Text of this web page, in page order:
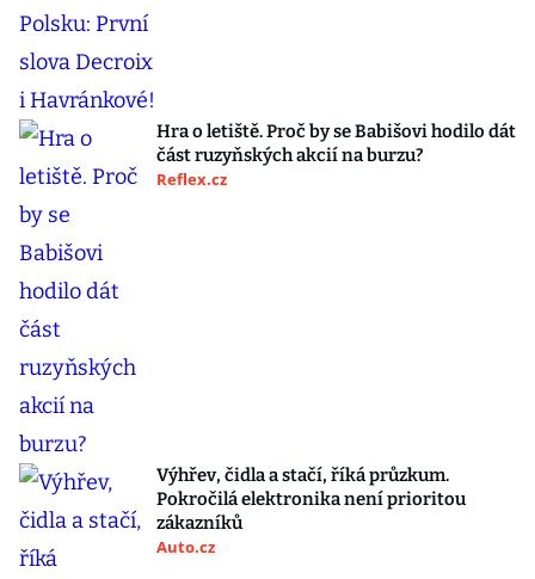
Hra o letiště. Proč by se Babišovi hodilo dát
část ruzyňských akcií na burzu?
Reflex.cz
Výhřev, čidla a stačí, říká průzkum.
Pokročilá elektronika není prioritou
zákazníků
Auto.cz